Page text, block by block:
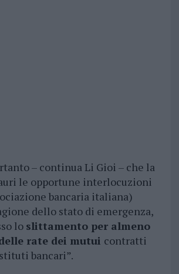
– continua Li Gioi – che la
le opportune interlocuzioni
bancaria italiana)
dello stato di emergenza,
lo slittamento per almeno
rate dei mutui contratti
bancari”.